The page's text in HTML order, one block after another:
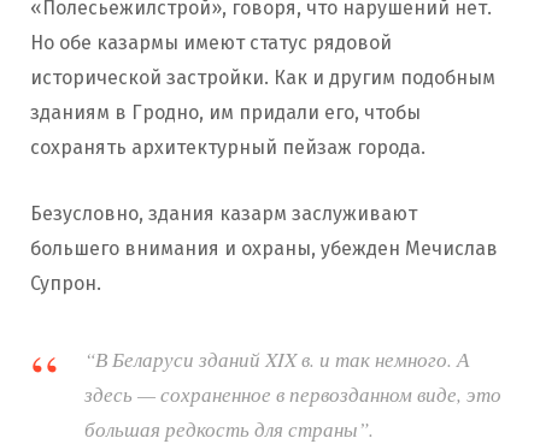
обсуждения: второй раз увеличили
этажность. О возможности сноса публичной
информации не было. Работы начали в
июле 2023 года. В марте 2024 года 140-
демонтировали. Вгорисполкоме
подтвердили законность сноса, а
застройщик
нагрузки.
«Полесьежилстрой», говоря, что нарушений нет.
Но обе казармы имеют статус рядовой
исторической застройки. Как и другим подобным
зданиям в Гродно, им придали его, чтобы
сохранять архитектурный пейзаж города.
Безусловно, здания казарм заслуживают
большего внимания и охраны, убежден Мечислав
Супрон.
“В Беларуси зданий XIX в. и так немного. А
здесь — сохраненное в первозданном виде, это
большая редкость для страны”.